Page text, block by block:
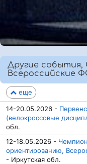
Другие
Всероссийские
еще
14-20.05.2026 -
(велокроссовые
обл.
12-18.05.2026 -
ориентированию,
- Иркутская обл.